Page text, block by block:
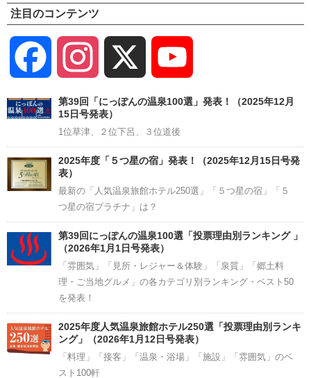
注目のコンテンツ
Facebook Instagram
Channel
第39回「にっぽんの温泉100選」発表！（2025年12月
15日号発表）
1位草津、２位下呂、３位道後
2025年度「５つ星の宿」発表！（2025年12月15日号発
表）
最新の「人気温泉旅館ホテル250選」「５つ星の宿」「５
つ星の宿プラチナ」は？
第39回にっぽんの温泉100選「投票理由別ランキング 」
（2026年1月1日号発表）
「雰囲気」「見所・レジャー＆体験」「泉質」「郷土料
理・ご当地グルメ」の各カテゴリ別ランキング・ベスト50
を発表！
2025年度人気温泉旅館ホテル250選「投票理由別ランキ
ング」（2026年1月12日号発表）
「料理」「接客」「温泉・浴場」「施設」「雰囲気」のベ
スト100軒